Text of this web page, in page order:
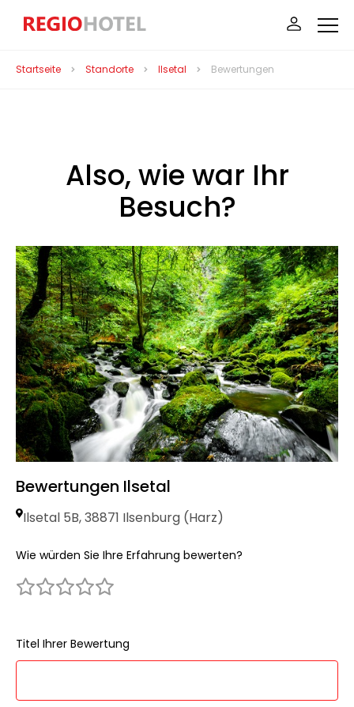
Startseite Standorte Ilsetal Bewertungen
Also, wie war Ihr
Besuch?
Bewertungen Ilsetal
Ilsetal 5B, 38871 Ilsenburg (Harz)
Wie würden Sie Ihre Erfahrung bewerten?
Titel Ihrer Bewertung